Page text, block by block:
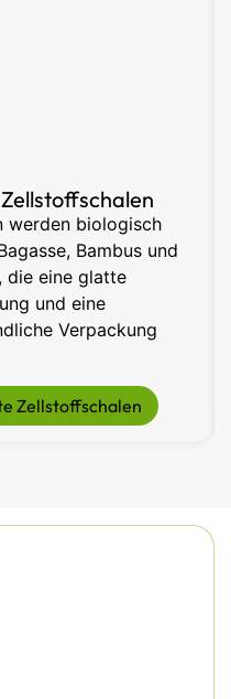
werden biologisch
Bambus und
die eine glatte
und eine
Verpackung
Zellstoffschalen